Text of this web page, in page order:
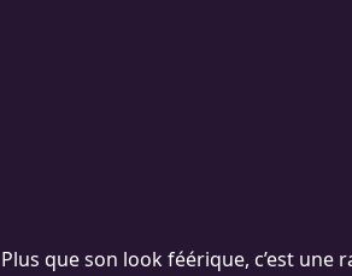
Plus que son look féérique, c’est une